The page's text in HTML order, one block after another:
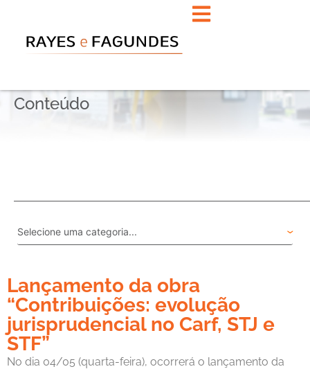
Conteúdo
Lançamento da obra
“Contribuições: evolução
jurisprudencial no Carf, STJ e
STF”
No dia 04/05 (quarta-feira), ocorrerá o lançamento da